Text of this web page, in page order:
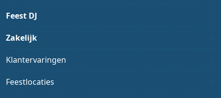
Feest DJ
Zakelijk
Klantervaringen
Feestlocaties